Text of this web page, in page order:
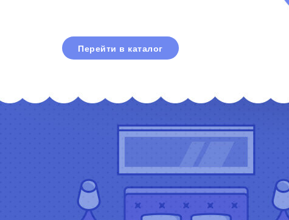
Перейти в каталог